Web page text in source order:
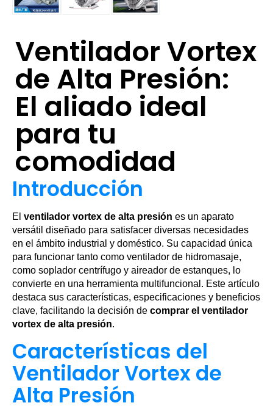
Ventilador Vortex
de Alta Presión:
El aliado ideal
para tu
comodidad
Introducción
El ventilador vortex de alta presión es un aparato
versátil diseñado para satisfacer diversas necesidades
en el ámbito industrial y doméstico. Su capacidad única
para funcionar tanto como ventilador de hidromasaje,
como soplador centrífugo y aireador de estanques, lo
convierte en una herramienta multifuncional. Este artículo
destaca sus características, especificaciones y beneficios
clave, facilitando la decisión de comprar el ventilador
vortex de alta presión.
Características del
Ventilador Vortex de
Alta Presión